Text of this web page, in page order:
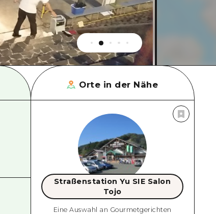
Orte in der Nähe
Straßenstation Yu SIE Salon
Tojo
Eine Auswahl an Gourmetgerichten